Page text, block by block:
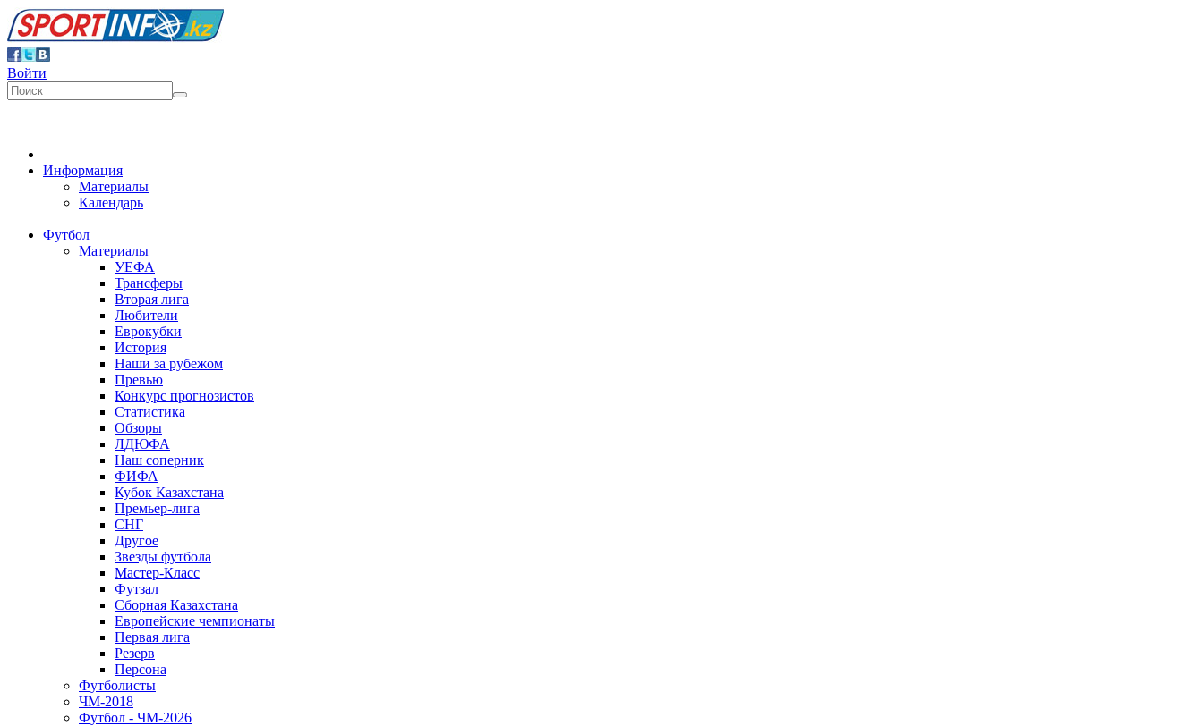
Войти
Информация
Материалы
Календарь
Футбол
Материалы
УЕФА
Трансферы
Вторая лига
Любители
Еврокубки
История
Наши за рубежом
Превью
Конкурс прогнозистов
Статистика
Обзоры
ЛДЮФА
Наш соперник
ФИФА
Кубок Казахстана
Премьер-лига
СНГ
Другое
Звезды футбола
Мастер-Класс
Футзал
Сборная Казахстана
Европейские чемпионаты
Первая лига
Резерв
Персона
Футболисты
ЧМ-2018
Футбол - ЧМ-2026